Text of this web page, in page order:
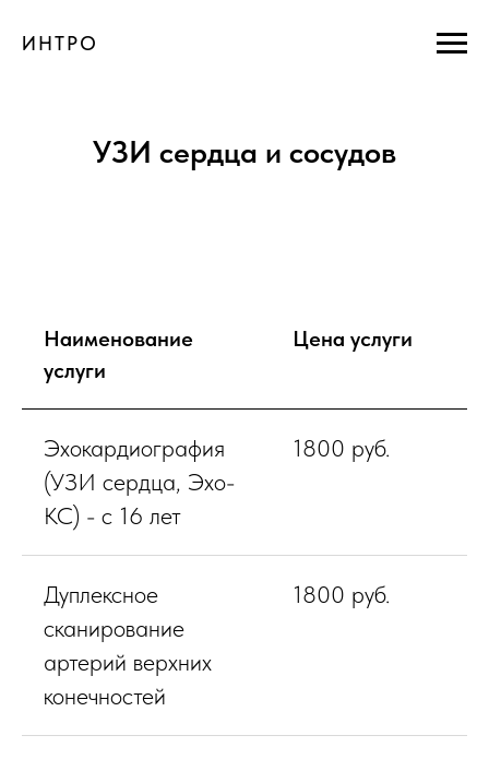
ИНТРО
УЗИ сердца и сосудов
Наименование
услуги
Цена услуги
Эхокардиография
(УЗИ сердца, Эхо-
КС) - с 16 лет
1800 руб.
Дуплексное
сканирование
артерий верхних
конечностей
1800 руб.